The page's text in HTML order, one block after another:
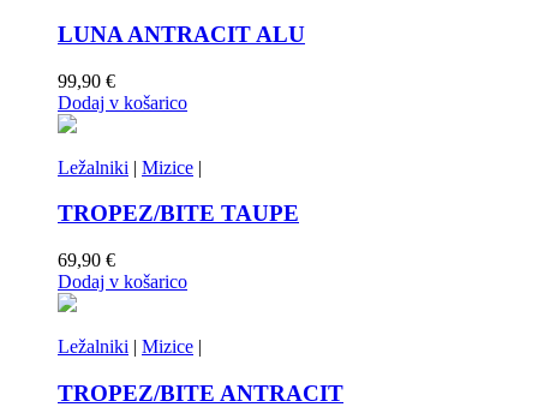
LUNA ANTRACIT ALU
99,90 €
Dodaj v košarico
Ležalniki | Mizice |
TROPEZ/BITE TAUPE
69,90 €
Dodaj v košarico
Ležalniki | Mizice |
TROPEZ/BITE ANTRACIT